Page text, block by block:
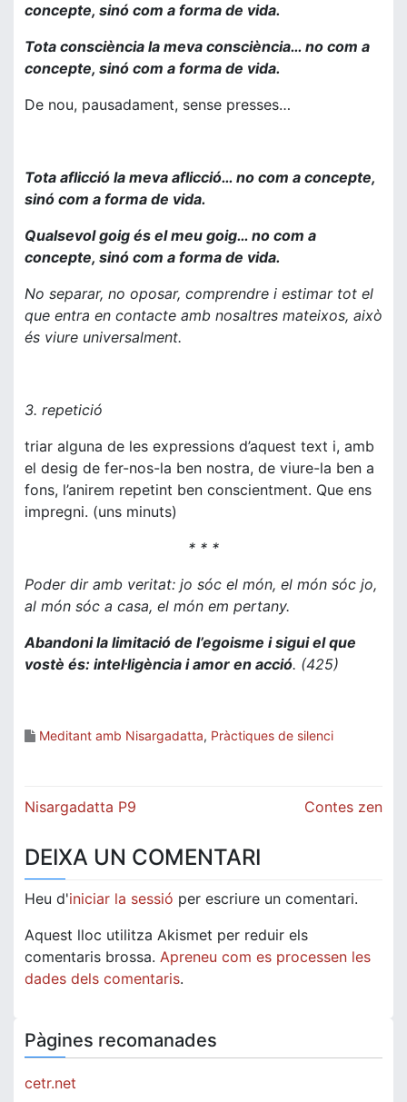
concepte, sinó com a forma de vida.
Tota consciència la meva consciència… no com a
concepte, sinó com a forma de vida.
De nou, pausadament, sense presses…
Tota aflicció la meva aflicció… no com a concepte,
sinó com a forma de vida.
Qualsevol goig és el meu goig… no com a
concepte, sinó com a forma de vida.
No separar, no oposar, comprendre i estimar tot el
que entra en contacte amb nosaltres mateixos, això
és viure universalment.
3. repetició
triar alguna de les expressions d’aquest text i, amb
el desig de fer-nos-la ben nostra, de viure-la ben a
fons, l’anirem repetint ben conscientment. Que ens
impregni. (uns minuts)
* * *
Poder dir amb veritat: jo sóc el món, el món sóc jo,
al món sóc a casa, el món em pertany.
Abandoni la limitació de l’egoisme i sigui el que
vostè és: intel·ligència i amor en acció. (425)
Meditant amb Nisargadatta, Pràctiques de silenci
Navegació
Nisargadatta P9 Contes zen
DEIXA UN COMENTARI
Heu d'iniciar la sessió per escriure un comentari.
Aquest lloc utilitza Akismet per reduir els
comentaris brossa. Apreneu com es processen les
dades dels comentaris.
Pàgines recomanades
cetr.net